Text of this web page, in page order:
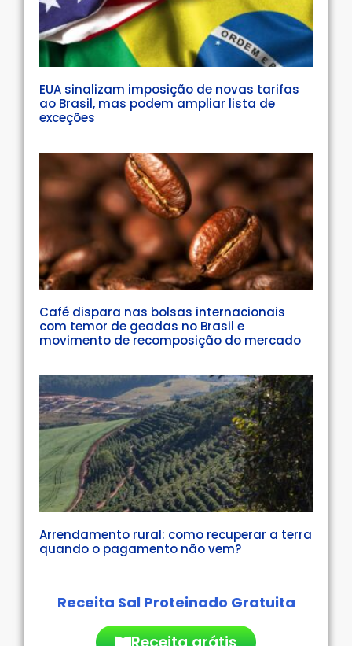
EUA sinalizam imposição de novas tarifas
ao Brasil, mas podem ampliar lista de
exceções
Café dispara nas bolsas internacionais
com temor de geadas no Brasil e
movimento de recomposição do mercado
Arrendamento rural: como recuperar a terra
quando o pagamento não vem?
Receita Sal Proteinado Gratuita